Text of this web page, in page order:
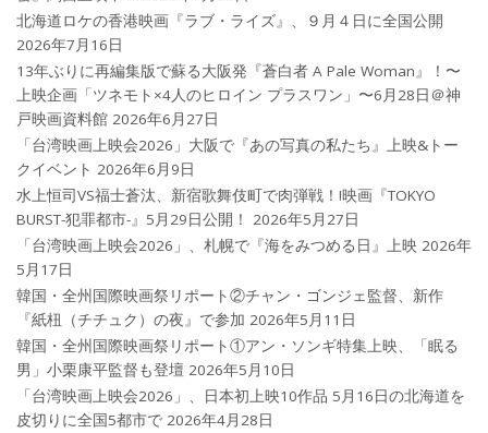
北海道ロケの香港映画『ラブ・ライズ』、９月４日に全国公開
2026年7月16日
13年ぶりに再編集版で蘇る大阪発『蒼白者 A Pale Woman』！〜
上映企画「ツネモト×4人のヒロイン プラスワン」〜6月28日＠神
戸映画資料館 2026年6月27日
「台湾映画上映会2026」大阪で『あの写真の私たち』上映&トー
クイベント 2026年6月9日
水上恒司VS福士蒼汰、新宿歌舞伎町で肉弾戦！!映画『TOKYO
BURST-犯罪都市-』5月29日公開！
2026年5月27日
「台湾映画上映会2026」、札幌で『海をみつめる日』上映 2026年
5月17日
韓国・全州国際映画祭リポート②チャン・ゴンジェ監督、新作
『紙杻（チチュク）の夜』で参加 2026年5月11日
韓国・全州国際映画祭リポート①アン・ソンギ特集上映、「眠る
男」小栗康平監督も登壇 2026年5月10日
「台湾映画上映会2026」、日本初上映10作品 5月16日の北海道を
皮切りに全国5都市で 2026年4月28日